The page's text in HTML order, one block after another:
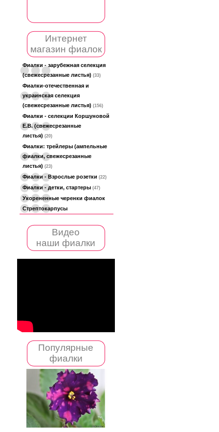
Интернет
магазин фиалок
Фиалки - зарубежная селекция
(свежесрезанные листья) (33)
Фиалки-отечественная и
украинская селекция
(свежесрезанные листья) (156)
Фиалки - селекции Коршуновой
Е.В. (свежесрезанные
листья) (20)
Фиалки: трейлеры (ампельные
фиалки, свежесрезанные
листья) (23)
Фиалки - Взрослые розетки (22)
Фиалки - детки, стартеры (47)
Укорененные черенки фиалок
Стрептокарпусы
Видео
наши фиалки
Популярные
фиалки